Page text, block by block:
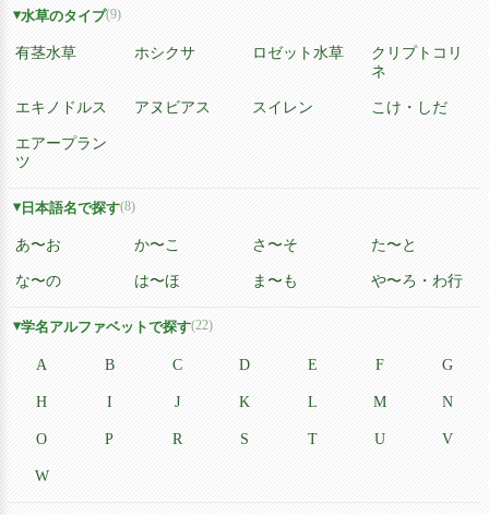
水草のタイプ(9)
有茎水草 ホシクサ ロゼット水草
クリプトコリ
ネ
エキノドルス アヌビアス スイレン こけ・しだ
エアープラン
ツ
日本語名で探す(8)
あ〜お か〜こ さ〜そ た〜と
な〜の は〜ほ ま〜も や〜ろ・わ行
学名アルファベットで探す(22)
A B C D E F G
H I J K L M N
O P R S T U V
W